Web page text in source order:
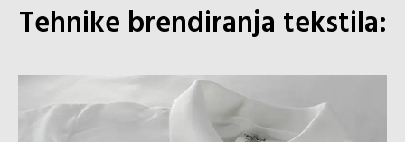
Tehnike brendiranja tekstila: